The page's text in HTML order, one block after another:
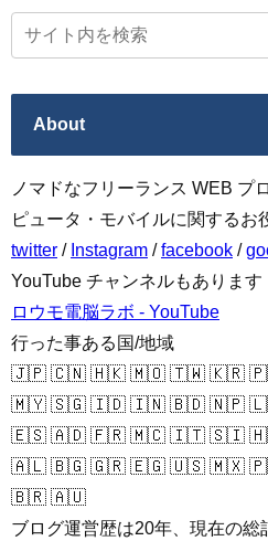
About
ノマドなフリーランス WEB プ
ピュータ・モバイルに関するお
twitter / Instagram /facebook /
YouTube チャンネルもあります
ロウモ電脳ラボ - YouTube
行った事ある国/地域
🇯🇵 🇨🇳 🇭🇰 🇲🇴 🇹🇼 🇰🇷
🇲🇾 🇸🇬 🇮🇩 🇮🇳 🇧🇩 🇳🇵
🇪🇸 🇦🇩 🇫🇷 🇲🇨 🇮🇹 🇸🇮
🇦🇱 🇧🇬 🇬🇷 🇪🇬 🇺🇸 🇲🇽
🇧🇷 🇦🇺
ブログ運営歴は20年、現在の